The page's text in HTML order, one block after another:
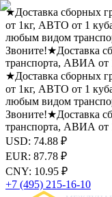
★Доставка сборных
от 1кг, АВТО от 1
любым видом
Звоните!★Доставка
транспорта, АВИА от
★Доставка сборных
от 1кг, АВТО от 1
любым видом
Звоните!★Доставка
транспорта, АВИА от
USD: 74.88 ₽
EUR: 87.78 ₽
CNY: 10.95 ₽
+7 (495) 215-16-10